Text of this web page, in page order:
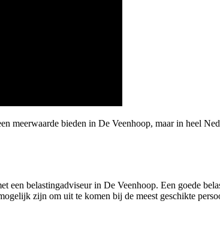
meerwaarde bieden in De Veenhoop, maar in heel
een belastingadviseur in De Veenhoop. Een goede
zijn om uit te komen bij de meest geschikte